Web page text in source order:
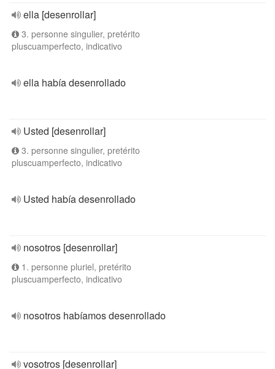
ella [desenrollar]
3. personne singulier, pretérito
pluscuamperfecto, indicativo
ella había desenrollado
Usted [desenrollar]
3. personne singulier, pretérito
pluscuamperfecto, indicativo
Usted había desenrollado
nosotros [desenrollar]
1. personne pluriel, pretérito
pluscuamperfecto, indicativo
nosotros habíamos desenrollado
vosotros [desenrollar]